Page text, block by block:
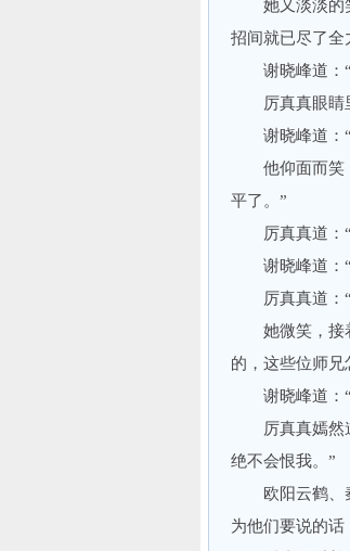
她又淡淡的笑
招间就已尽了全
谢晓峰道：“
厉真真眼睛里
谢晓峰道：“
他仰面而笑，
平了。”
厉真真道：“
谢晓峰道：“
厉真真道：“
她微笑，接着
的，这些位师兄
谢晓峰道：“
厉真真嫣然道
绝不会恨我。”
欧阳云鹤、秦
为他们要说的话